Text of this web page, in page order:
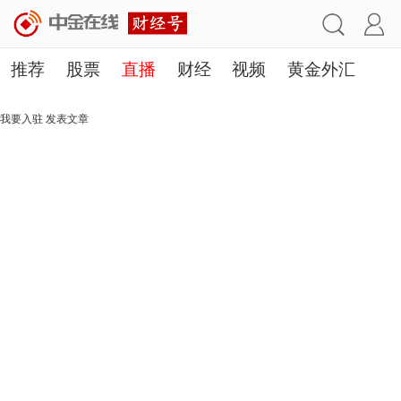
推荐 股票 直播 财经 视频 黄金外汇
理财 行业
我要入驻 发表文章